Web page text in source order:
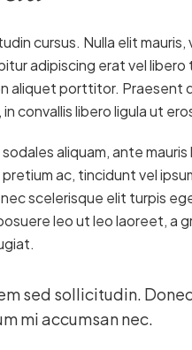
cursus. Nulla elit
adipiscing erat vel
aliquet porttitor. Praesent
convallis libero ligula ut
aliquam, ante
pretium ac, tincidunt vel
scelerisque elit turpis
leo ut leo laoreet, a
sed sollicitudin.
mi accumsan nec.